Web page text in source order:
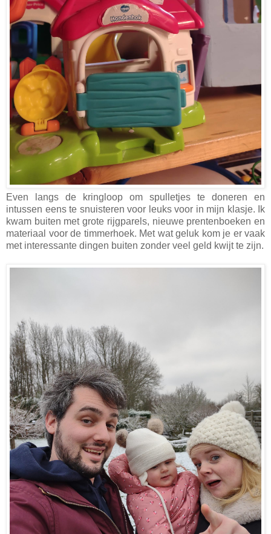
Even langs de kringloop om spulletjes te doneren en
intussen eens te snuisteren voor leuks voor in mijn klasje. Ik
kwam buiten met grote rijgparels, nieuwe prentenboeken en
materiaal voor de timmerhoek. Met wat geluk kom je er vaak
met interessante dingen buiten zonder veel geld kwijt te zijn.